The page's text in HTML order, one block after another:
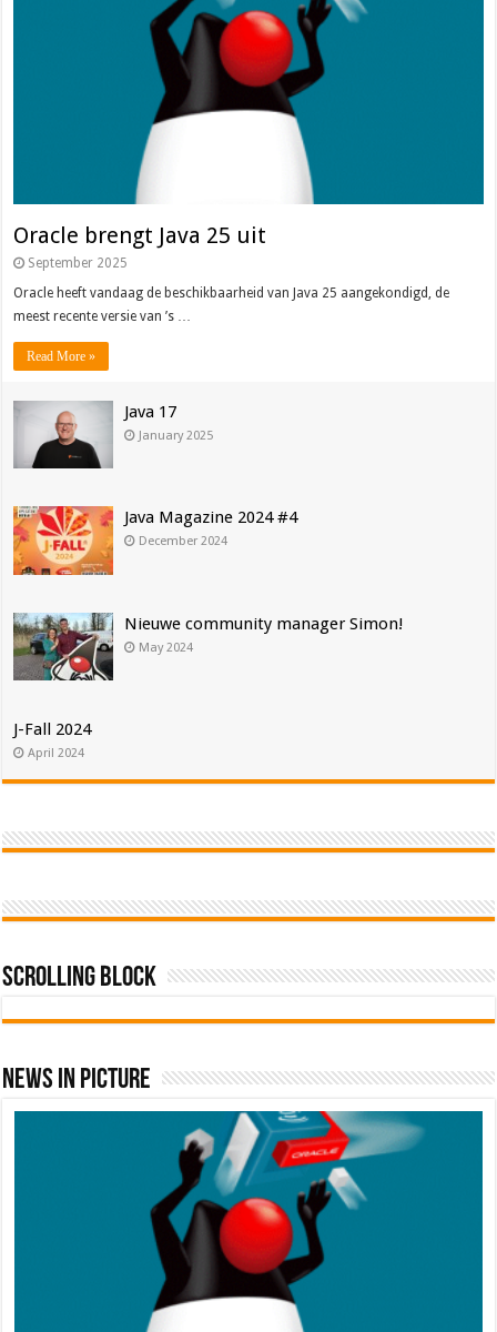
Oracle brengt Java 25 uit
September 2025
Oracle heeft vandaag de beschikbaarheid van Java 25 aangekondigd, de
meest recente versie van ’s …
Read More »
Java 17
January 2025
Java Magazine 2024 #4
December 2024
Nieuwe community manager Simon!
May 2024
J-Fall 2024
April 2024
Scrolling Block
News In Picture